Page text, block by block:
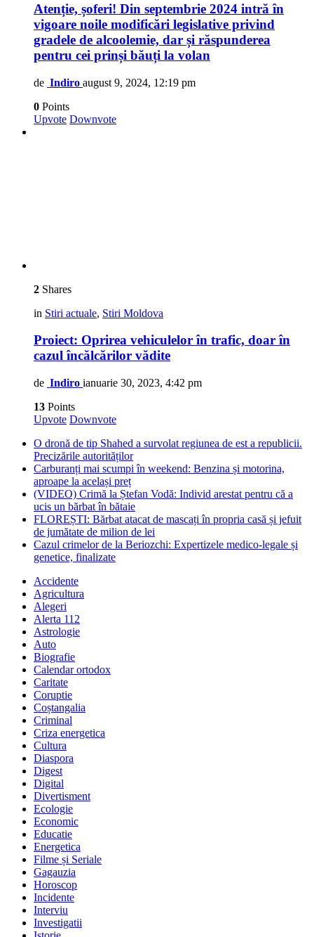
Atenție, șoferi! Din septembrie 2024 intră în
vigoare noile modificări legislative privind
gradele de alcoolemie, dar și răspunderea
pentru cei prinși băuți la volan
de Indiro august 9, 2024, 12:19 pm
0 Points
Upvote Downvote
2 Shares
in Stiri actuale, Stiri Moldova
Proiect: Oprirea vehiculelor în trafic, doar în
cazul încălcărilor vădite
de Indiro ianuarie 30, 2023, 4:42 pm
13 Points
Upvote Downvote
O dronă de tip Shahed a survolat regiunea de est a republicii.
Precizările autorităților
Carburanți mai scumpi în weekend: Benzina și motorina,
aproape la același preț
(VIDEO) Crimă la Ștefan Vodă: Individ arestat pentru că a
ucis un bărbat în bătaie
FLOREȘTI: Bărbat atacat de mascați în propria casă și jefuit
de jumătate de milion de lei
Cazul crimelor de la Beriozchi: Expertizele medico-legale și
genetice, finalizate
Accidente
Agricultura
Alegeri
Alerta 112
Astrologie
Auto
Biografie
Calendar ortodox
Caritate
Coruptie
Coștangalia
Criminal
Criza energetica
Cultura
Diaspora
Digest
Digital
Divertisment
Ecologie
Economic
Educatie
Energetica
Filme și Seriale
Gagauzia
Horoscop
Incidente
Interviu
Investigatii